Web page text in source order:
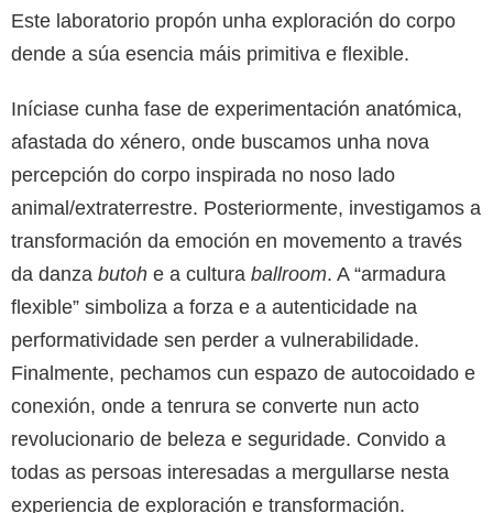
Este laboratorio propón unha exploración do corpo
dende a súa esencia máis primitiva e flexible.
Iníciase cunha fase de experimentación anatómica,
afastada do xénero, onde buscamos unha nova
percepción do corpo inspirada no noso lado
animal/extraterrestre. Posteriormente, investigamos a
transformación da emoción en movemento a través
da danza butoh e a cultura ballroom. A “armadura
flexible” simboliza a forza e a autenticidade na
performatividade sen perder a vulnerabilidade.
Finalmente, pechamos cun espazo de autocoidado e
conexión, onde a tenrura se converte nun acto
revolucionario de beleza e seguridade. Convido a
todas as persoas interesadas a mergullarse nesta
experiencia de exploración e transformación.